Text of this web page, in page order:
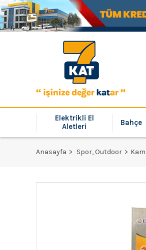
Elektrikli El
Aletleri
Bahçe
Anasayfa Spor, Outdoor